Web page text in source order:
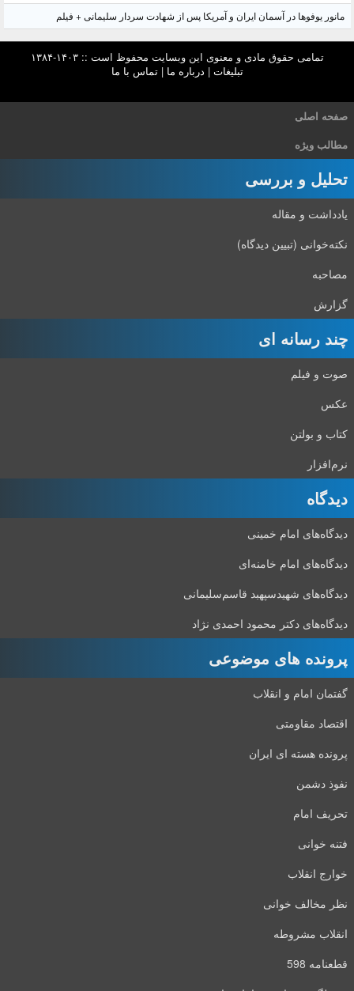
مانور یوفوها در آسمان ایران و آمریکا پس از شهادت سردار سلیمانی + فیلم
تمامی حقوق مادی و معنوی این وبسایت محفوظ است :: ۱۴۰۳-۱۳۸۴
تبلیغات | درباره ما |تماس با ما
صفحه اصلی
مطالب ویژه
تحلیل و بررسی
یادداشت و مقاله
نکته‌خوانی (تبیین دیدگاه)
مصاحبه
گزارش
چند رسانه ای
صوت و فیلم
عکس
کتاب و بولتن
نرم‌افزار
دیدگاه‌
دیدگاه‌های امام خمینی
دیدگاه‌های امام خامنه‌ای
دیدگاه‌های شهید‌سپهبد قاسم‌سلیمانی
دیدگاه‌های دکتر محمود احمدی نژاد
پرونده های موضوعی
گفتمان امام و انقلاب
اقتصاد مقاومتی
پرونده هسته ای ایران
نفوذ دشمن
تحریف امام
فتنه خوانی
خوارج انقلاب
نظر مخالف خوانی
انقلاب مشروطه
قطعنامه 598